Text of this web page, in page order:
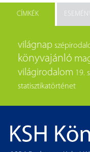
CÍMKÉK
világnap
könyvajánló
világirodalom 19.
statisztikatörténet